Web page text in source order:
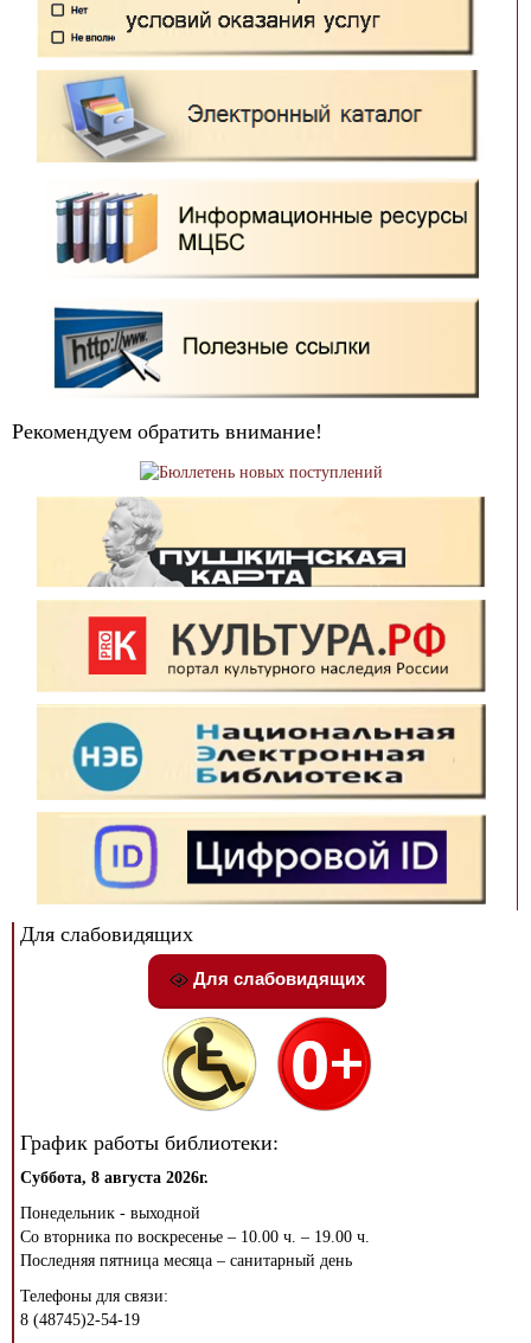
Рекомендуем обратить внимание!
Для слабовидящих
Для слабовидящих
График работы библиотеки:
Суббота, 8 августа 2026г.
Понедельник - выходной
Со вторника по воскресенье – 10.00 ч. – 19.00 ч.
Последняя пятница месяца – санитарный день
Телефоны для связи:
8 (48745)2-54-19